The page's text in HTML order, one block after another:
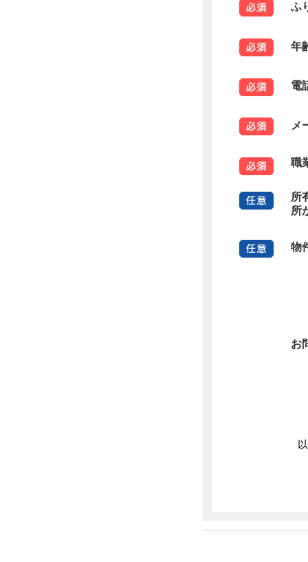
ふ
年
電
メ
職
所
所
物
お